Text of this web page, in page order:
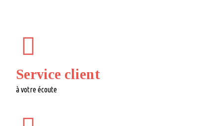
Service client
à votre écoute